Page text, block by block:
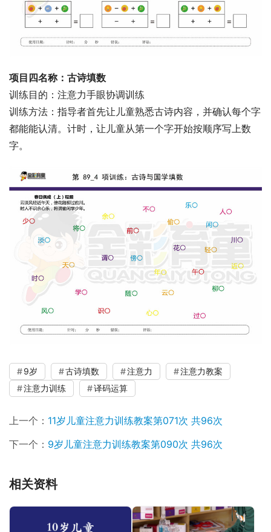
项目四名称：古诗填数
训练目的：注意力手眼协调训练
训练方法：指导者首先让儿童熟悉古诗内容，并确认每个字
都能能认清。计时，让儿童从第一个字开始按顺序写上数
字。
9岁 古诗填数 注意力
注意力教案
注意力训练
译码运算
上一个： 11岁儿童注意力训练教案第071次 共96次
下一个： 9岁儿童注意力训练教案第090次 共96次
相关资料